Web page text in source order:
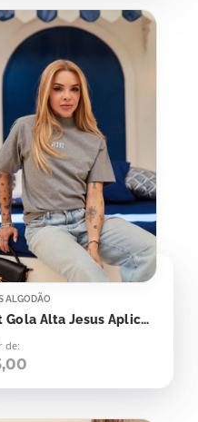
ALGODÃO
Tshirt Gola Alta Jesus Aplicação
de: